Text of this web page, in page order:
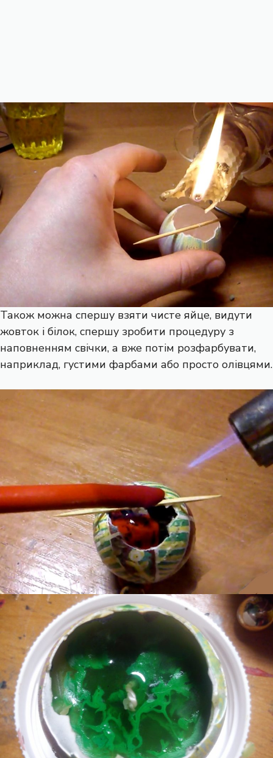
Також можна спершу взяти чисте яйце, видути
жовток і білок, спершу зробити процедуру з
наповненням свічки, а вже потім розфарбувати,
наприклад, густими фарбами або просто олівцями.